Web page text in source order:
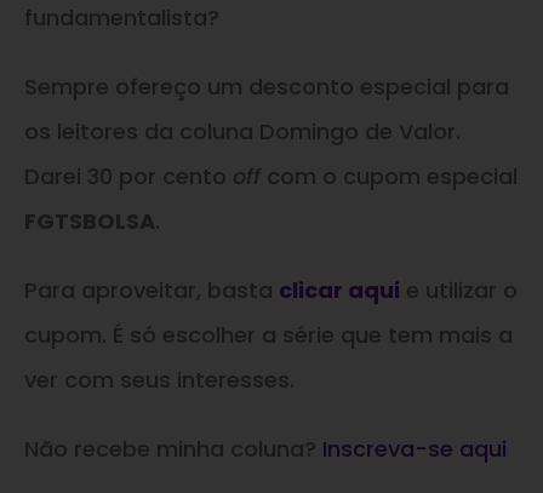
fundamentalista?
Sempre ofereço um desconto especial para
os leitores da coluna Domingo de Valor.
Darei 30 por cento off com o cupom especial
FGTSBOLSA.
Para aproveitar, basta clicar aqui e utilizar o
cupom. É só escolher a série que tem mais a
ver com seus interesses.
Não recebe minha coluna? Inscreva-se aqui